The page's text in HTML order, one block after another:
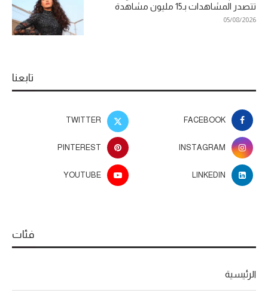
تتصدر المشاهدات بـ15 مليون مشاهدة
05/08/2026
تابعنا
FACEBOOK
TWITTER
INSTAGRAM
PINTEREST
LINKEDIN
YOUTUBE
فئات
الرئيسية